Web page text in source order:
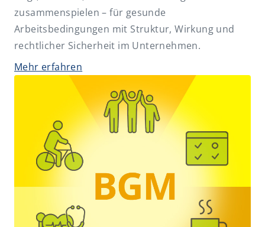
Gesellschaftsrecht
Insolvenz- und Sanierungsrecht
IT-Recht und Datenschutz
Künstliche Intelligenz (KI)
Miet- und WEG-Recht
Non-Profit
Öffentliche Hand
Risk und Compliance
Steuerrecht
zusammenspielen – für gesunde
Arbeitsbedingungen mit Struktur, Wirkung und
rechtlicher Sicherheit im Unternehmen.
Mehr erfahren